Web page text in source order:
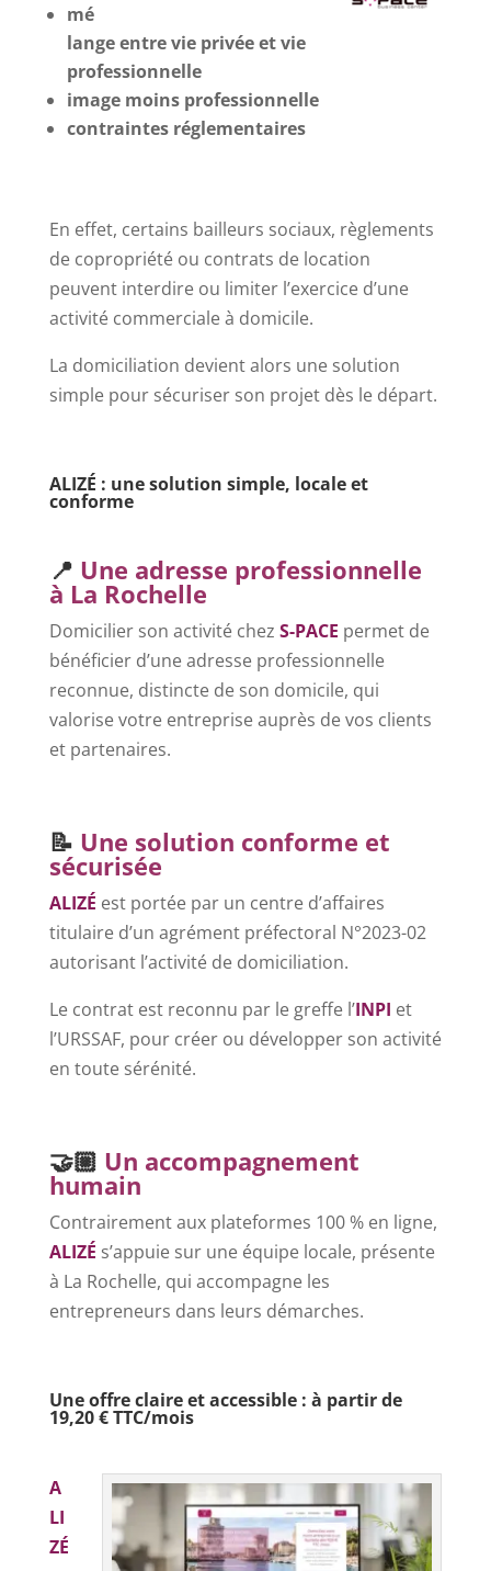
mé
lange entre vie privée et vie
professionnelle
image moins professionnelle
contraintes réglementaires
En effet, certains bailleurs sociaux, règlements
de copropriété ou contrats de location
peuvent interdire ou limiter l’exercice d’une
activité commerciale à domicile.
La domiciliation devient alors une solution
simple pour sécuriser son projet dès le départ.
ALIZÉ : une solution simple, locale et
conforme
📍 Une adresse professionnelle
à La Rochelle
Domicilier son activité chez S-PACE permet de
bénéficier d’une adresse professionnelle
reconnue, distincte de son domicile, qui
valorise votre entreprise auprès de vos clients
et partenaires.
📝 Une solution conforme et
sécurisée
ALIZÉ est portée par un centre d’affaires
titulaire d’un agrément préfectoral N°2023-02
autorisant l’activité de domiciliation.
Le contrat est reconnu par le greffe l’INPI et
l’URSSAF, pour créer ou développer son activité
en toute sérénité.
🤝🏼 Un accompagnement
humain
Contrairement aux plateformes 100 % en ligne,
ALIZÉ s’appuie sur une équipe locale, présente
à La Rochelle, qui accompagne les
entrepreneurs dans leurs démarches.
Une offre claire et accessible : à partir de
19,20 € TTC/mois
A
LI
ZÉ